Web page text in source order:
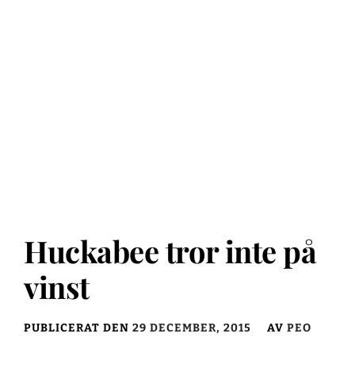
Huckabee tror inte på
vinst
PUBLICERAT DEN 29 DECEMBER, 2015 AV PEO